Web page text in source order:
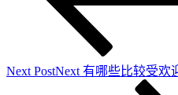
Next PostNext 有哪些比较受欢